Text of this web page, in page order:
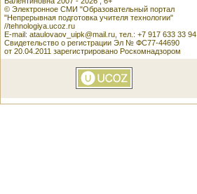
© Электронное СМИ "Образовательный портал
"Непрерывная подготовка учителя технологии"
//tehnologiya.ucoz.ru
E-mail: ataulovaov_uipk@mail.ru, тел.: +7 917 633 33 94
Свидетельство о регистрации Эл № ФС77-44690
от 20.04.2011 зарегистрировано Роскомнадзором